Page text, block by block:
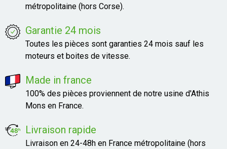
métropolitaine (hors Corse).
Garantie 24 mois
Toutes les pièces sont garanties 24 mois sauf les
moteurs et boites de vitesse.
Made in france
100% des pièces proviennent de notre usine d'Athis
Mons en France.
Livraison rapide
Livraison en 24-48h en France métropolitaine (hors